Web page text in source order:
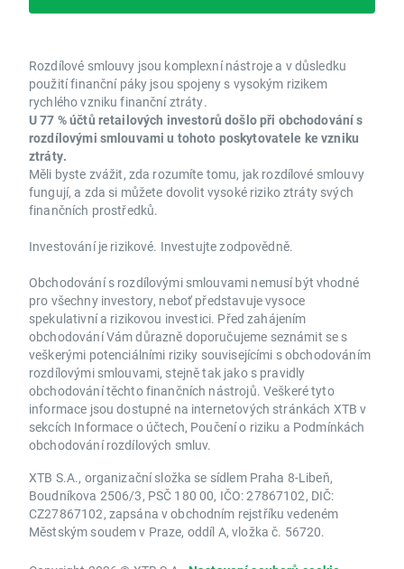
Rozdílové smlouvy jsou komplexní nástroje a v důsledku
použití finanční páky jsou spojeny s vysokým rizikem
rychlého vzniku finanční ztráty.
U 77 % účtů retailových investorů došlo při obchodování s
rozdílovými smlouvami u tohoto poskytovatele ke vzniku
ztráty.
Měli byste zvážit, zda rozumíte tomu, jak rozdílové smlouvy
fungují, a zda si můžete dovolit vysoké riziko ztráty svých
finančních prostředků.
Investování je rizikové. Investujte zodpovědně.
Obchodování s rozdílovými smlouvami nemusí být vhodné
pro všechny investory, neboť představuje vysoce
spekulativní a rizikovou investici. Před zahájením
obchodování Vám důrazně doporučujeme seznámit se s
veškerými potenciálními riziky souvisejícími s obchodováním
rozdílovými smlouvami, stejně tak jako s pravidly
obchodování těchto finančních nástrojů. Veškeré tyto
informace jsou dostupné na internetových stránkách XTB v
sekcích Informace o účtech, Poučení o riziku a Podmínkách
obchodování rozdílových smluv.
XTB S.A., organizační složka se sídlem Praha 8-Libeň,
Boudníkova 2506/3, PSČ 180 00, IČO: 27867102, DIČ:
CZ27867102, zapsána v obchodním rejstříku vedeném
Městským soudem v Praze, oddíl A, vložka č. 56720.